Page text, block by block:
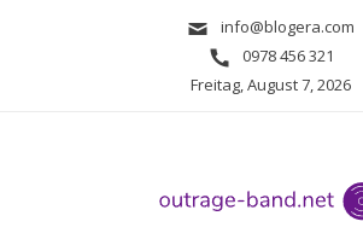
info@blogera.com
0978 456 321
Freitag, August 7, 2026